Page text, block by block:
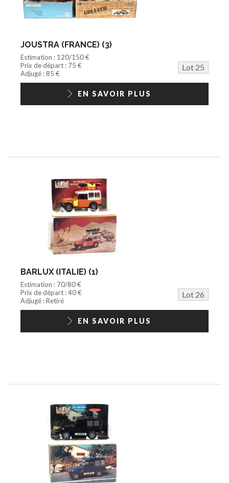
JOUSTRA (FRANCE) (3)
Estimation : 120/150 €
Prix de départ : 75 €
Lot 25
Adjugé : 85 €
EN SAVOIR PLUS
BARLUX (ITALIE) (1)
Estimation : 70/80 €
Prix de départ : 40 €
Lot 26
Adjugé : Retiré
EN SAVOIR PLUS